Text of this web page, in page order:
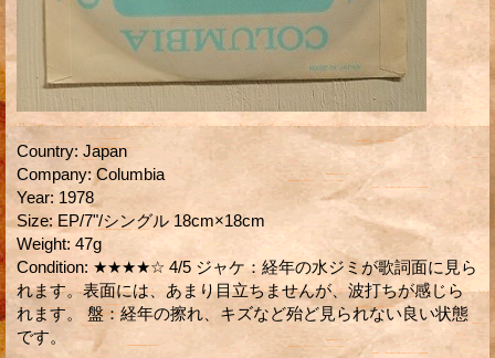
Country: Japan
Company: Columbia
Year: 1978
Size: EP/7"/シングル 18cm×18cm
Weight: 47g
Condition: ★★★★☆ 4/5 ジャケ：経年の水ジミが歌詞面に見ら
れます。表面には、あまり目立ちませんが、波打ちが感じら
れます。 盤：経年の擦れ、キズなど殆ど見られない良い状態
です。